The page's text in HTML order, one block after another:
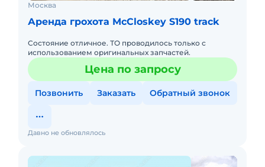
Москва
Аренда грохота McCloskey S190 track
Состояние отличное. ТО проводилось только с
использованием оригинальных запчастей.
Цена по запросу
Позвонить Заказать Обратный звонок
Давно не обновлялось